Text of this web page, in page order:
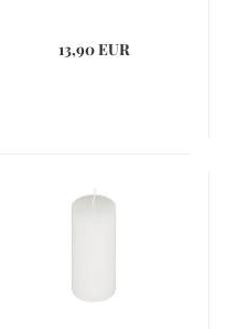
13,90 EUR